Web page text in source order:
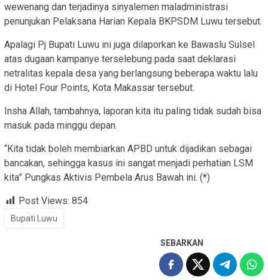
wewenang dan terjadinya sinyalemen maladministrasi
penunjukan Pelaksana Harian Kepala BKPSDM Luwu tersebut.
Apalagi Pj Bupati Luwu ini juga dilaporkan ke Bawaslu Sulsel
atas dugaan kampanye terselebung pada saat deklarasi
netralitas kepala desa yang berlangsung beberapa waktu lalu
di Hotel Four Points, Kota Makassar tersebut.
Insha Allah, tambahnya, laporan kita itu paling tidak sudah bisa
masuk pada minggu depan.
“Kita tidak boleh membiarkan APBD untuk dijadikan sebagai
bancakan, sehingga kasus ini sangat menjadi perhatian LSM
kita” Pungkas Aktivis Pembela Arus Bawah ini. (*)
Post Views: 854
Bupati Luwu
SEBARKAN